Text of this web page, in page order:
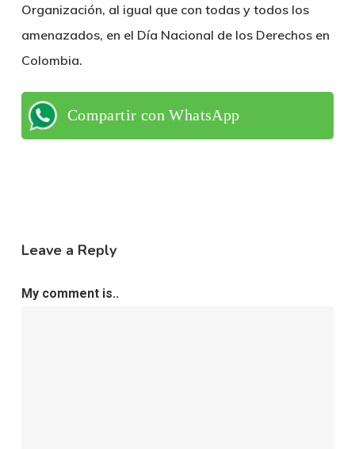
Organización, al igual que con todas y todos los
amenazados, en el Día Nacional de los Derechos en
Colombia.
Compartir con WhatsApp
Leave a Reply
My comment is..